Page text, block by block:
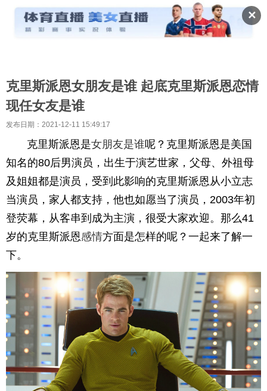
✕
克里斯派恩女朋友是谁 起底克里斯派恩恋情
现任女友是谁
发布日期：2021-12-11 15:49:17
克里斯派恩是女朋友是谁呢？克里斯派恩是美国
知名的80后男演员，出生于演艺世家，父母、外祖母
及姐姐都是演员，受到此影响的克里斯派恩从小立志
当演员，家人都支持，他也如愿当了演员，2003年初
登荧幕，从客串到成为主演，很受大家欢迎。那么41
岁的克里斯派恩感情方面是怎样的呢？一起来了解一
下。